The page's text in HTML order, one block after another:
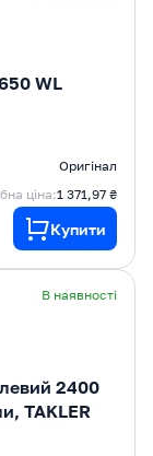
WL
Оригінал
ціна:1 371,97 ₴
Купити
В наявності
2400
TAKLER